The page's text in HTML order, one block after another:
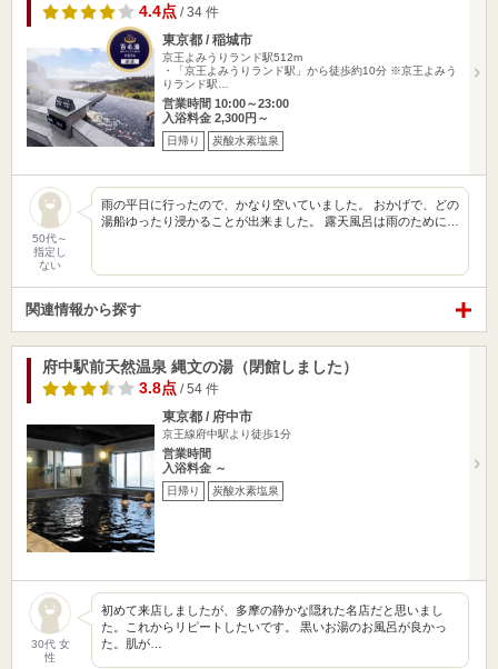
4.4点 / 34 件
東京都 / 稲城市
京王よみうりランド駅512m
・「京王よみうりランド駅」から徒歩約10分 ※京王よみう
りランド駅…
営業時間 10:00～23:00
入浴料金 2,300円～
日帰り 炭酸水素塩泉
50代～
指定し
ない
雨の平日に行ったので、かなり空いていました。 おかげで、どの
湯船ゆったり浸かることが出来ました。 露天風呂は雨のために…
関連情報から探す
府中駅前天然温泉 縄文の湯（閉館しました）
3.8点 / 54 件
東京都 / 府中市
京王線府中駅より徒歩1分
営業時間
入浴料金 ～
日帰り 炭酸水素塩泉
30代 女
性
初めて来店しましたが、多摩の静かな隠れた名店だと思いまし
た。これからリピートしたいです。 黒いお湯のお風呂が良かっ
た。肌が…